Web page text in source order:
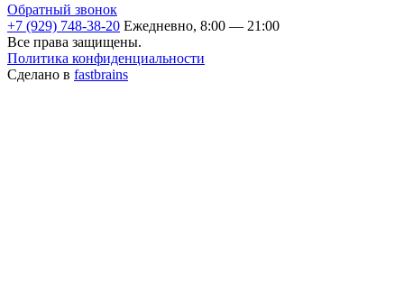
Обратный звонок
+7 (929) 748-38-20 Ежедневно, 8:00 — 21:00
Все права защищены.
Политика конфиденциальности
Сделано в fastbrains